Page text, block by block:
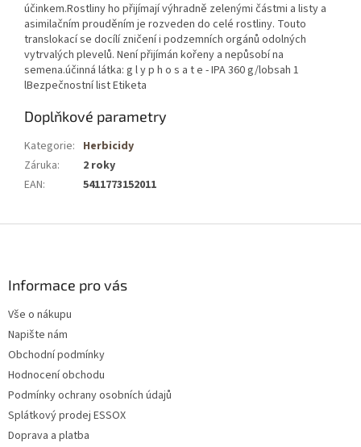
účinkem.Rostliny ho přijímají výhradně zelenými částmi a listy a
asimilačním prouděním je rozveden do celé rostliny. Touto
translokací se docílí zničení i podzemních orgánů odolných
vytrvalých plevelů. Není přijímán kořeny a nepůsobí na
semena.účinná látka: g l y p h o s a t e - IPA 360 g/lobsah 1
lBezpečnostní list Etiketa
Doplňkové parametry
Kategorie: Herbicidy
Záruka:
2 roky
EAN: 5411773152011
Informace pro vás
Vše o nákupu
Napište nám
Obchodní podmínky
Hodnocení obchodu
Podmínky ochrany osobních údajů
Splátkový prodej ESSOX
Doprava a platba